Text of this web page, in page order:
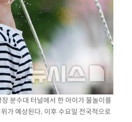
분수대 터널에서 한 아이가 물놀이를
가 예상된다. 이후 수요일 전국적으로